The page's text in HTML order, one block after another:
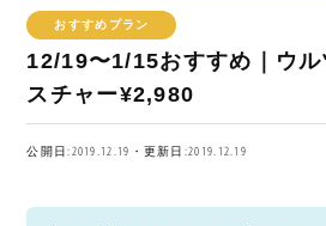
おすすめプラン
12/19〜1/15おすすめ｜ウル
スチャー¥2,980
公開日:2019.12.19・更新日:2019.12.19